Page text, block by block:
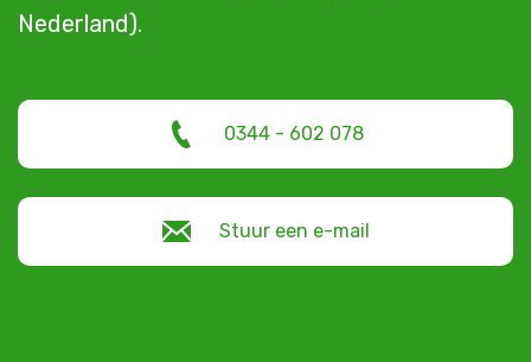
Nederland).
0344 - 602 078
Stuur een e-mail